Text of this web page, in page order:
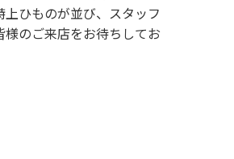
上ひものが並び、スタッフ
様のご来店をお待ちしてお